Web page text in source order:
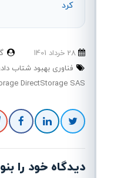
کرد
فناوری بهبود شتاب
DirectStorage SAS
دیدگاه خود را